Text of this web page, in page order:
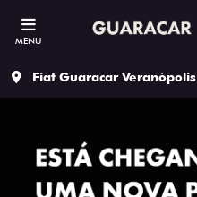
MENU
Fiat Guaracar Veranópolis